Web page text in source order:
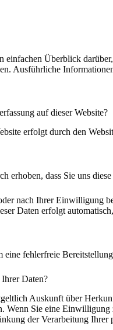
Überblick
Ausführliche
auf dieser Website?
erfolgt durch den
erhoben, dass Sie uns
nach Ihrer Einwilligung
Daten erfolgt
fehlerfreie
Daten?
Auskunft über
Wenn Sie eine
der Verarbeitung